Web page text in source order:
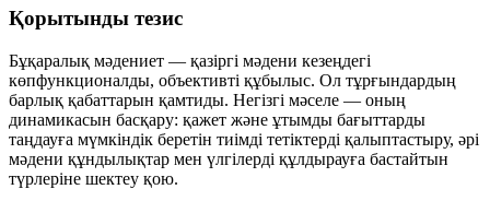
Қорытынды тезис
Бұқаралық мәдениет — қазіргі мәдени кезеңдегі
көпфункционалды, объективті құбылыс. Ол тұрғындардың
барлық қабаттарын қамтиды. Негізгі мәселе — оның
динамикасын басқару: қажет және ұтымды бағыттарды
таңдауға мүмкіндік беретін тиімді тетіктерді қалыптастыру, әрі
мәдени құндылықтар мен үлгілерді құлдырауға бастайтын
түрлеріне шектеу қою.